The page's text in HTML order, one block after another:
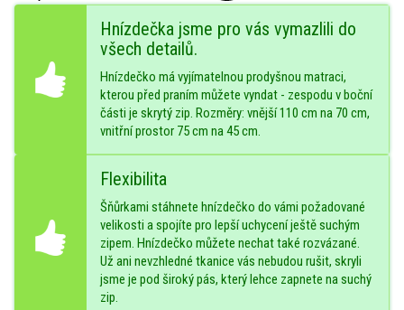
Hnízdečka jsme pro vás vymazlili do
všech detailů.
Hnízdečko má vyjímatelnou prodyšnou matraci,
kterou před praním můžete vyndat - zespodu v boční
části je skrytý zip. Rozměry: vnější 110 cm na 70 cm,
vnitřní prostor 75 cm na 45 cm.
Flexibilita
Šňůrkami stáhnete hnízdečko do vámi požadované
velikosti a spojíte pro lepší uchycení ještě suchým
zipem. Hnízdečko můžete nechat také rozvázané.
Už ani nevzhledné tkanice vás nebudou rušit, skryli
jsme je pod široký pás, který lehce zapnete na suchý
zip.